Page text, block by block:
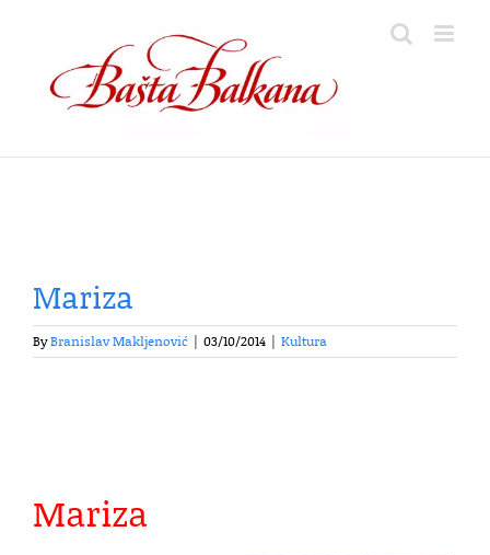
content
Mariza
ByBranislav Makljenović 03/10/2014 Kultura
Mariza